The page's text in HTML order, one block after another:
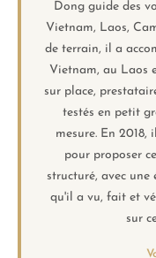
Dong guide des
Vietnam, Laos,
de terrain, il a
Vietnam, au Laos
sur place,
testés en petit
mesure. En
pour proposer
structuré, avec une
qu'il a vu, fait et
sur